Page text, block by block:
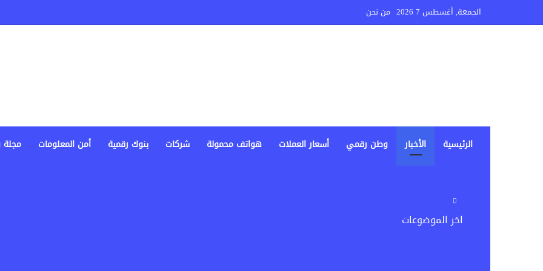
الجمعة, أغسطس 7 2026 من نحن
الرئيسية الأخبار وطن رقمي أسعار العملات هواتف محمولة شركات بنوك رقمية أمن المعلومات
اخر الموضوعات